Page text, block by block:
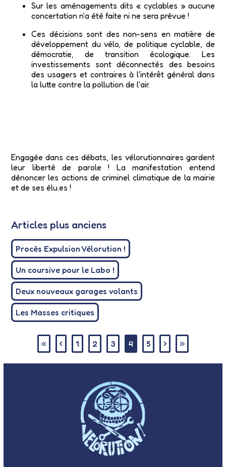
Sur les aménagements dits « cyclables » aucune
concertation n'a été faite ni ne sera prévue !
Ces décisions sont des non-sens en matière de
développement du vélo, de politique cyclable, de
démocratie, de transition écologique. Les
investissements sont déconnectés des besoins
des usagers et contraires à l'intérêt général dans
la lutte contre la pollution de l'air.
Engagée dans ces débats, les vélorutionnaires gardent
leur liberté de parole ! La manifestation entend
dénoncer les actions de criminel climatique de la mairie
et de ses élu.es !
Articles plus anciens
Procès Expulsion Vélorution !
Un coursive pour le Labo !
Deux nouveaux garages volants
Les Masses critiques
1 2 3 4 5